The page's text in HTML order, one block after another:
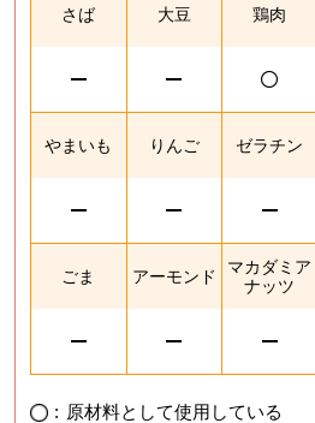
さば 大豆 鶏肉
やまいも りんご ゼラチン
ごま アーモンド
マカダミア
ナッツ
: 原材料として使用している